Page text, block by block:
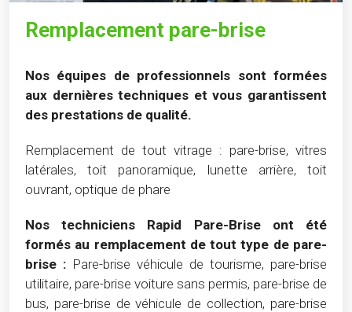
Remplacement pare-brise
Nos équipes de professionnels sont formées
aux dernières techniques et vous garantissent
des prestations de qualité.
Remplacement de tout vitrage : pare-brise, vitres
latérales, toit panoramique, lunette arrière, toit
ouvrant, optique de phare
Nos techniciens Rapid Pare-Brise ont été
formés au remplacement de tout type de pare-
brise : Pare-brise véhicule de tourisme, pare-brise
utilitaire, pare-brise voiture sans permis, pare-brise de
bus, pare-brise de véhicule de collection, pare-brise